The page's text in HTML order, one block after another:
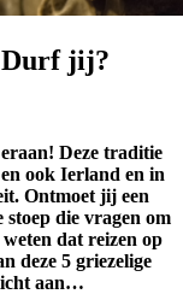
Durf jij?
Deze traditie
ook Ierland en in
Ontmoet jij een
stoep die vragen om
dat reizen op
deze 5 griezelige
aan…